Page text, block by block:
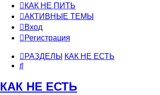
КАК НЕ ПИТЬ
АКТИВНЫЕ ТЕМЫ
Вход
Регистрация
РАЗДЕЛЫ КАК НЕ ЕСТЬ
Поиск
КАК НЕ ЕСТЬ